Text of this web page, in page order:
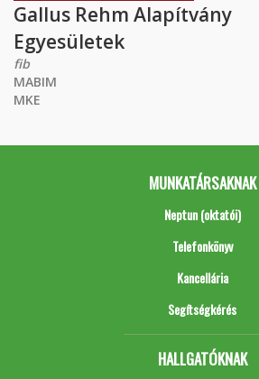
Gallus Rehm Alapítvány
Egyesületek
fib
MABIM
MKE
MUNKATÁRSAKNAK
Neptun (oktatói)
Telefonkönyv
Kancellária
Segítségkérés
HALLGATÓKNAK